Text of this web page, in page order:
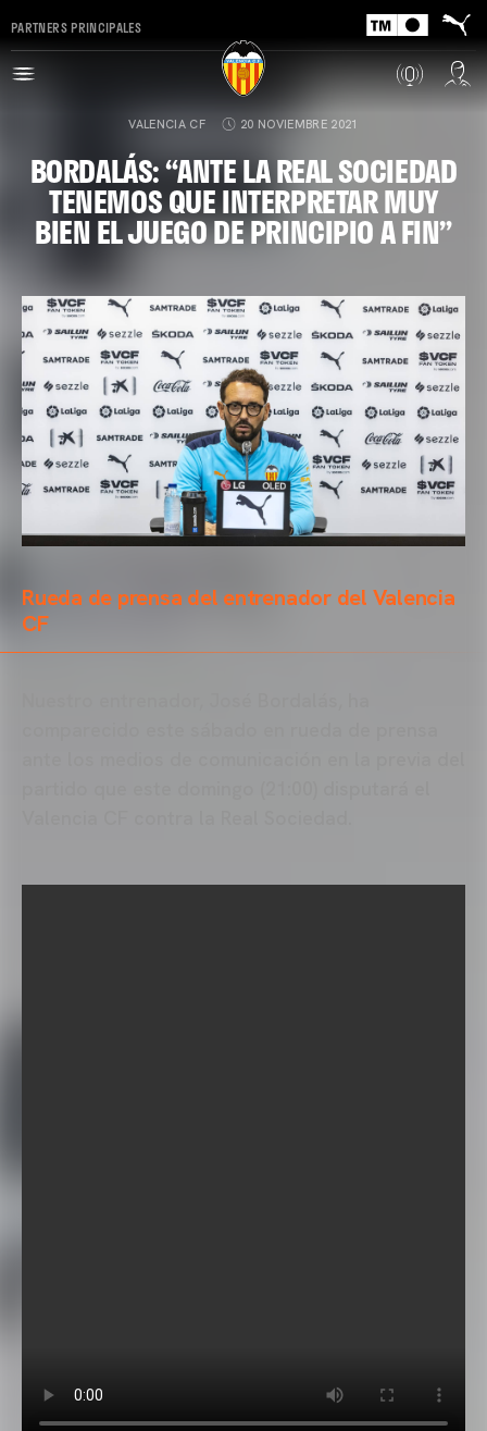
PARTNERS PRINCIPALES
VALENCIA CF 20 NOVIEMBRE 2021
BORDALÁS: “ANTE LA REAL SOCIEDAD
TENEMOS QUE INTERPRETAR MUY
BIEN EL JUEGO DE PRINCIPIO A FIN”
Rueda de prensa del entrenador del Valencia
CF